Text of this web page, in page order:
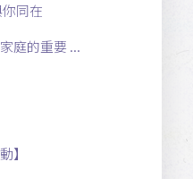
同在
庭的重要 ...
】